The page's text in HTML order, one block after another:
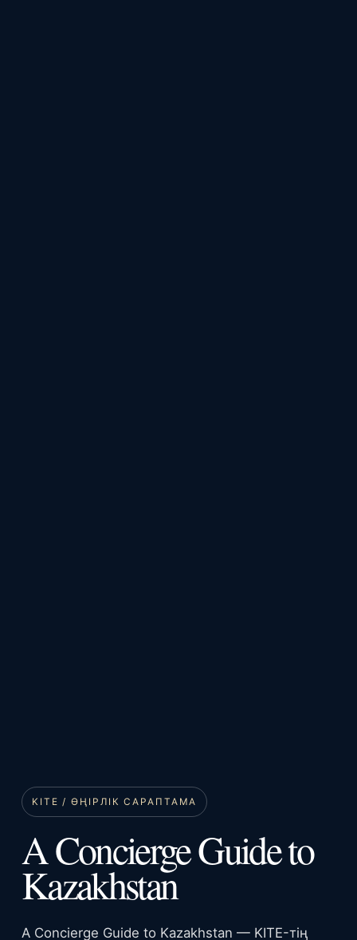
KITE / ӨҢІРЛІК САРАПТАМА
A Concierge Guide to
Kazakhstan
A Concierge Guide to Kazakhstan — KITE-тің